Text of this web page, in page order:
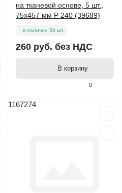
0
на тканевой основе, 5 шт.,
75х457 мм Р 240 (39689)
в наличии 50 шт.
260 руб. без НДС
В корзину
1167274